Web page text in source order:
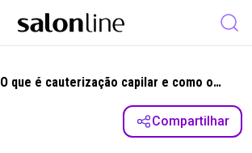
O que é cauterização capilar e como o
tratamento age nos fios?
Compartilhar